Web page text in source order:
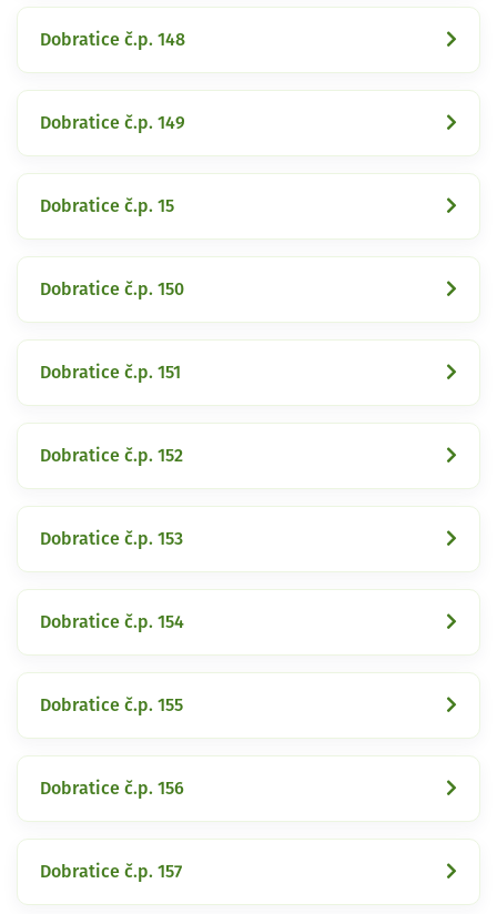
Dobratice č.p. 148
Dobratice č.p. 149
Dobratice č.p. 15
Dobratice č.p. 150
Dobratice č.p. 151
Dobratice č.p. 152
Dobratice č.p. 153
Dobratice č.p. 154
Dobratice č.p. 155
Dobratice č.p. 156
Dobratice č.p. 157